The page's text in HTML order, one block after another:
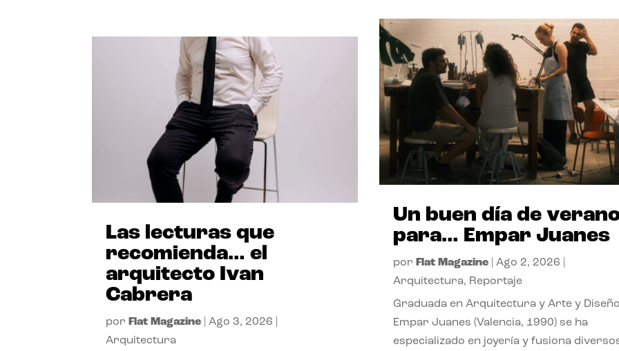
Las lecturas que
recomienda… el
arquitecto Ivan
Cabrera
por Flat Magazine |Ago 3, 2026
Arquitectura
Un buen día de
para… Empar Juanes
por Flat Magazine| Ago 2, 2026
Arquitectura, Reportaje
Graduada en Arquitectura y Arte y
Empar Juanes (Valencia, 1990) se ha
especializado en joyería y fusiona